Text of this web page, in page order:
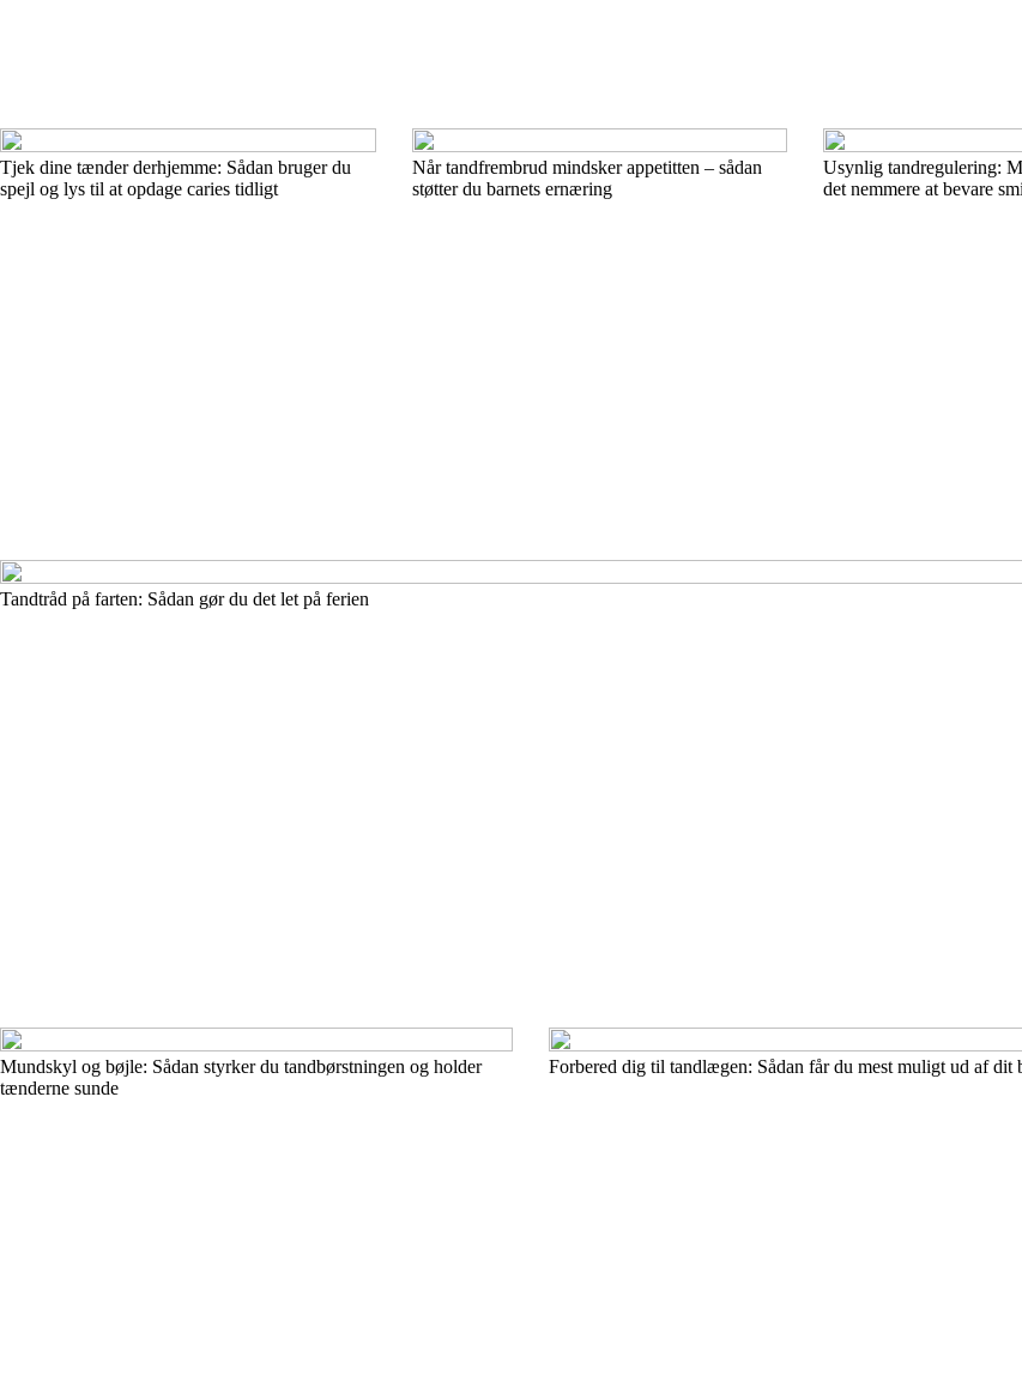
Tjek dine tænder derhjemme: Sådan bruger du
spejl og lys til at opdage caries tidligt
Når tandfrembrud mindsker appetitten – sådan
støtter du barnets ernæring
Usynlig tandregulering:
det nemmere at bevare
Tandtråd på farten: Sådan gør du det let på ferien
Mundskyl og bøjle: Sådan styrker du tandbørstningen og holder
tænderne sunde
Forbered dig til tandlægen: Sådan får du mest muligt ud af dit